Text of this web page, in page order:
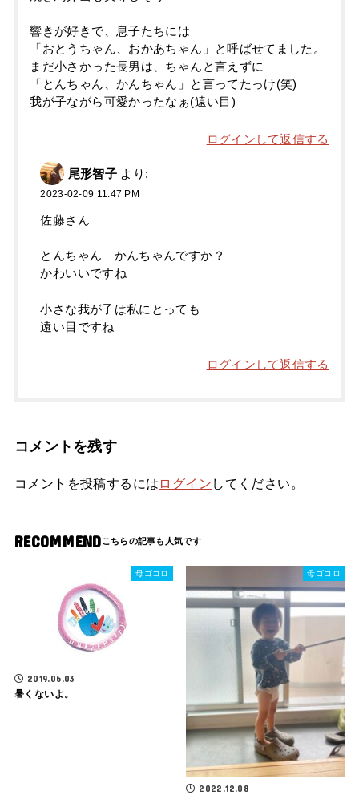
響きが好きで、息子たちには
「おとうちゃん、おかあちゃん」と呼ばせてました。
まだ小さかった長男は、ちゃんと言えずに
「とんちゃん、かんちゃん」と言ってたっけ(笑)
我が子ながら可愛かったなぁ(遠い目)
ログインして返信する
尾形智子 より:
2023-02-09 11:47 PM
佐藤さん
とんちゃん かんちゃんですか？
かわいいですね
小さな我が子は私にとっても
遠い目ですね
ログインして返信する
コメントを残す
コメントを投稿するには ログイン してください。
RECOMMEND
母ゴコロ
2019.06.03
暑くないよ。
母ゴコロ
2022.12.08